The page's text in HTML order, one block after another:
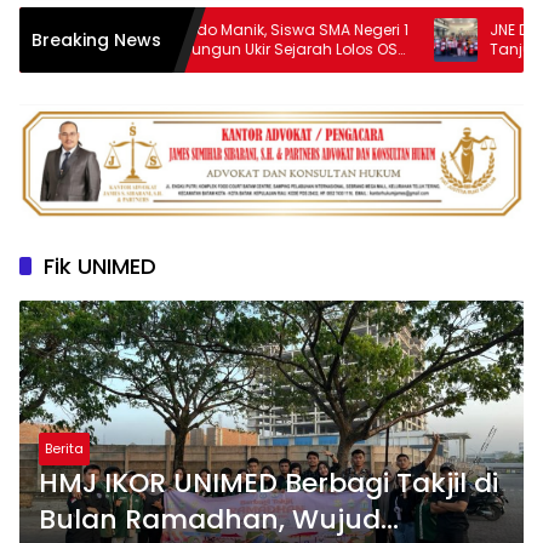
Breaking News
Baster Rapindo Manik, Siswa SMA Negeri 1
Purba Simalungun Ukir Sejarah Lolos OSN
Tingkat Nasional
JNE Dukung
UMKM melalui
Fik UNIMED
Berita
HMJ IKOR UNIMED Berbagi Takjil di
Bulan Ramadhan, Wujud